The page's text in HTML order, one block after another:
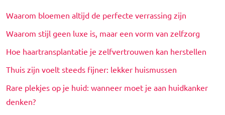
Waarom bloemen altijd de perfecte verrassing zijn
Waarom stijl geen luxe is, maar een vorm van zelfzorg
Hoe haartransplantatie je zelfvertrouwen kan herstellen
Thuis zijn voelt steeds fijner: lekker huismussen
Rare plekjes op je huid: wanneer moet je aan huidkanker
denken?